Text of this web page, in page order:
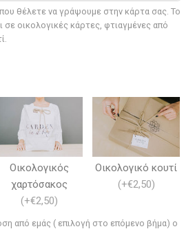
θέλετε να γράψουμε στην κάρτα σας. Το
οικολογικές κάρτες, φτιαγμένες από
Οικολογικός
χαρτόσακος
(+€2,50)
Οικολογικό κουτί
(+€2,50)
από εμάς ( επιλογή στο επόμενο βήμα) ο